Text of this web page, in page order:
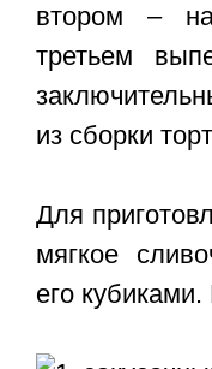
втором –
третьем
из сборки
Для
мягкое
его